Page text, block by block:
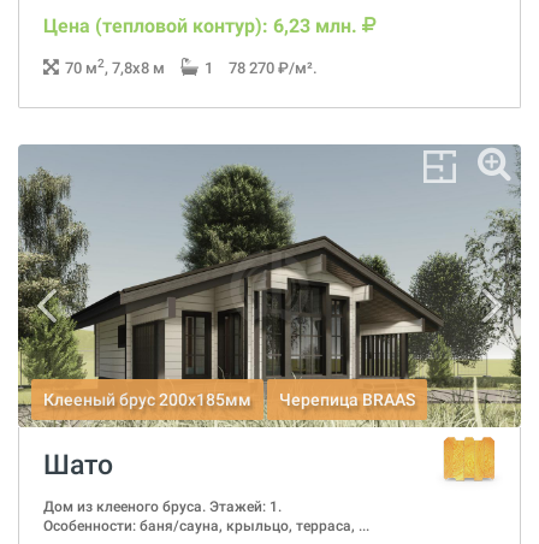
Цена (тепловой контур): 6,23 млн.
70 м2, 7,8x8 м 1 78 270 ₽/м².
Клееный брус 200x185мм Черепица BRAAS
Шато
Дом из клееного бруса. Этажей: 1.
Особенности: баня/сауна, крыльцо, терраса, ...